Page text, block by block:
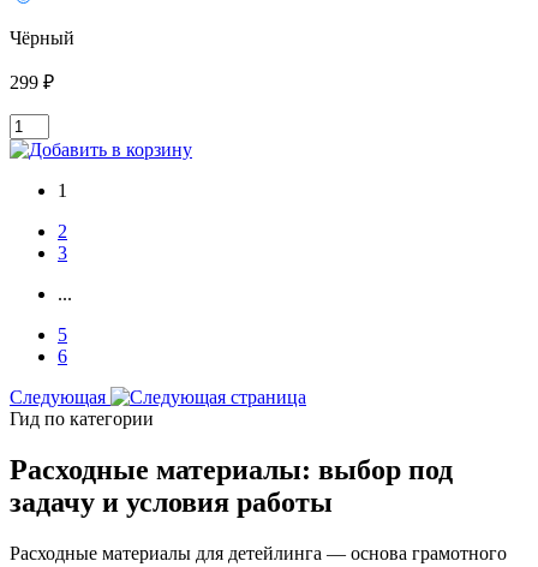
Чёрный
299 ₽
1
2
3
...
5
6
Следующая
Гид по категории
Расходные материалы: выбор под
задачу и условия работы
Расходные материалы для детейлинга — основа грамотного